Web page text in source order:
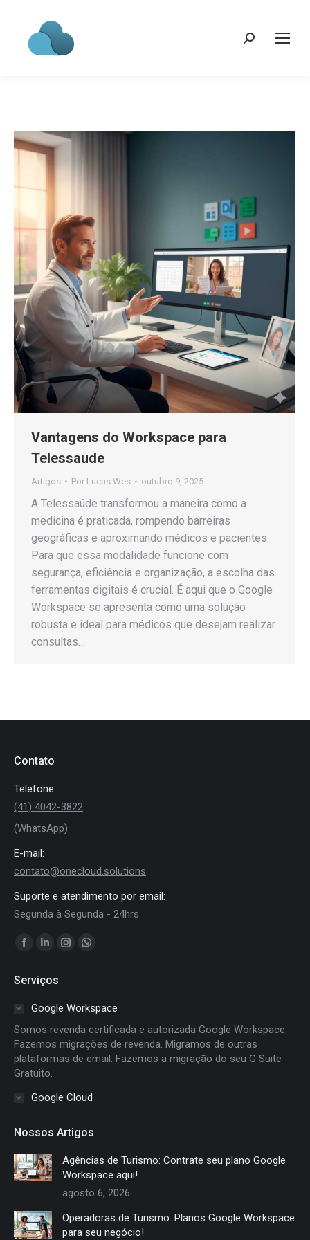
Search:
Vantagens do Workspace para
Telessaude
Artigos Por Lucas Wes outubro 9, 2025
A Telessaúde transformou a maneira como a
medicina é praticada, rompendo barreiras
geográficas e aproximando médicos e pacientes.
Para que essa modalidade funcione com
segurança, eficiência e organização, a escolha das
ferramentas digitais é crucial. É aqui que o Google
Workspace se apresenta como uma solução
robusta e ideal para médicos que desejam realizar
consultas…
Contato
Telefone:
(41) 4042-3822
(WhatsApp)
E-mail:
contato@onecloud.solutions
Suporte e atendimento por email:
Segunda à Segunda - 24hrs
Encontre-nos em:
Facebook
opens
window
Linkedin
opens
in
window
Instagram
in
window
Whatsapp
in
window
Serviços
Google Workspace
Somos revenda certificada e autorizada Google Workspace.
Fazemos migrações de revenda. Migramos de outras
plataformas de email. Fazemos a migração do seu G Suite
Gratuito.
Google Cloud
Nossos Artigos
Agências de Turismo: Contrate seu plano Google
Workspace aqui!
agosto 6, 2026
Operadoras de Turismo: Planos Google Workspace
para seu negócio!